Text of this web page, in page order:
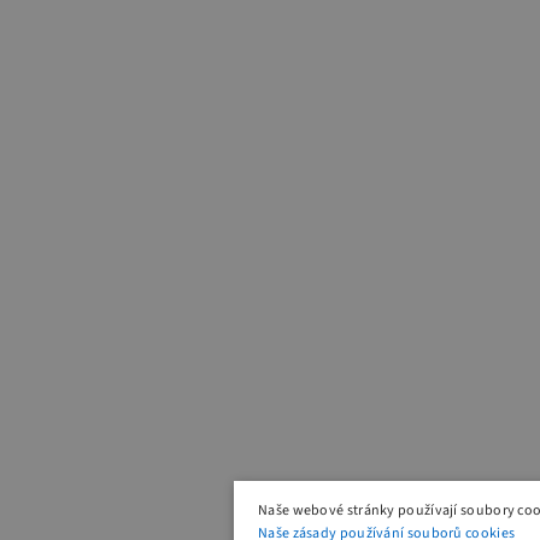
Naše webové stránky používají soubory
Naše zásady používání souborů cookies